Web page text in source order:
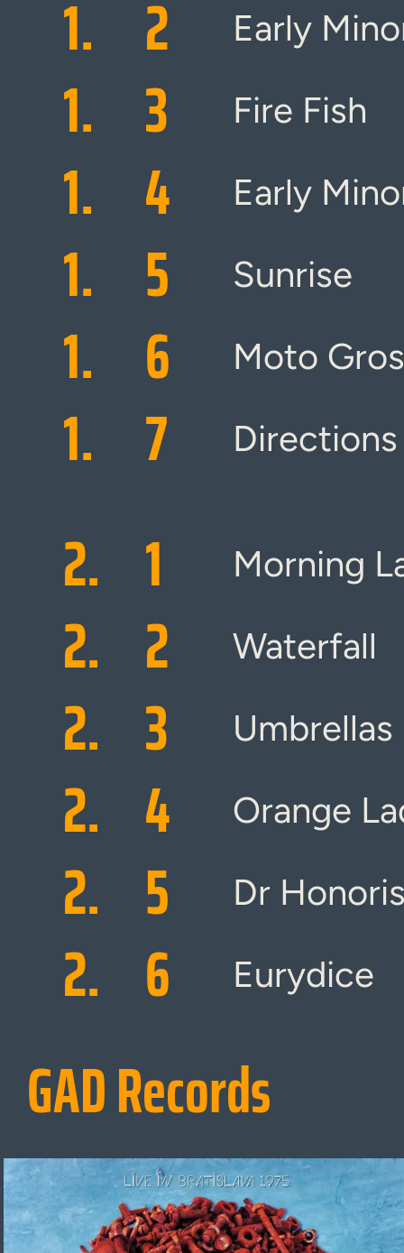
1. 2 Early
1. 3 Fire Fish
1. 4 Early
1. 5 Sunrise
1. 6 Moto
1. 7 Directions
2. 1 Morning
2. 2 Waterfall
2. 3 Umbrellas
2. 4 Orange
2. 5 Dr
2. 6 Eurydice
GAD Records